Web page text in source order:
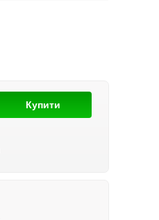
Купити